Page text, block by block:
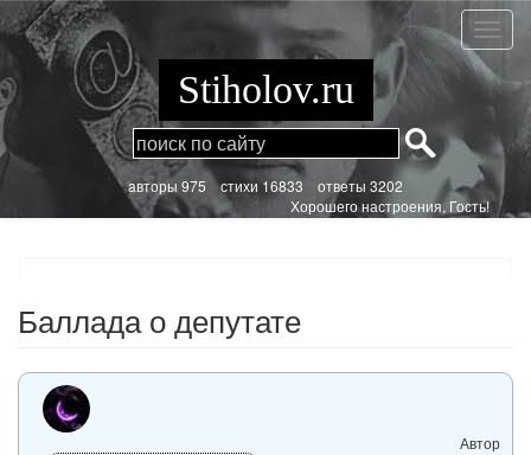
Перейти
к
основному
содержанию
о
Stiholov.ru
aвторы 975стихи 16833 ответы 3202
Хорошего настроения, Гость!
Баллада о депутате
Автор